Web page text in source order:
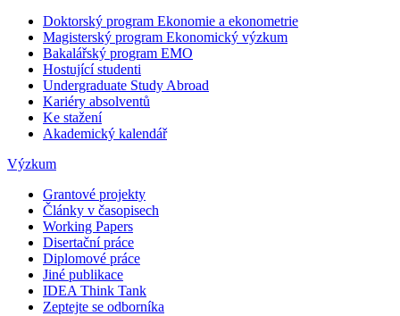
Doktorský program Ekonomie a ekonometrie
Magisterský program Ekonomický výzkum
Bakalářský program EMO
Hostující studenti
Undergraduate Study Abroad
Kariéry absolventů
Ke stažení
Akademický kalendář
Výzkum
Grantové projekty
Články v časopisech
Working Papers
Disertační práce
Diplomové práce
Jiné publikace
IDEA Think Tank
Zeptejte se odborníka